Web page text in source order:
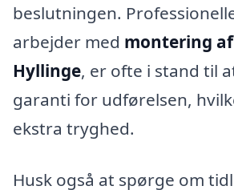
beslutningen.
arbejder med montering
Hyllinge, er ofte i stand til
garanti for udførelsen,
ekstra tryghed.
Husk også at spørge om